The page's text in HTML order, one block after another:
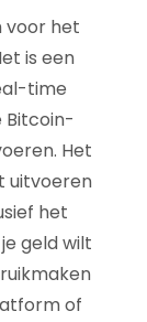
voor het
is een
time
Bitcoin-
Het
uitvoeren
het
geld wilt
of